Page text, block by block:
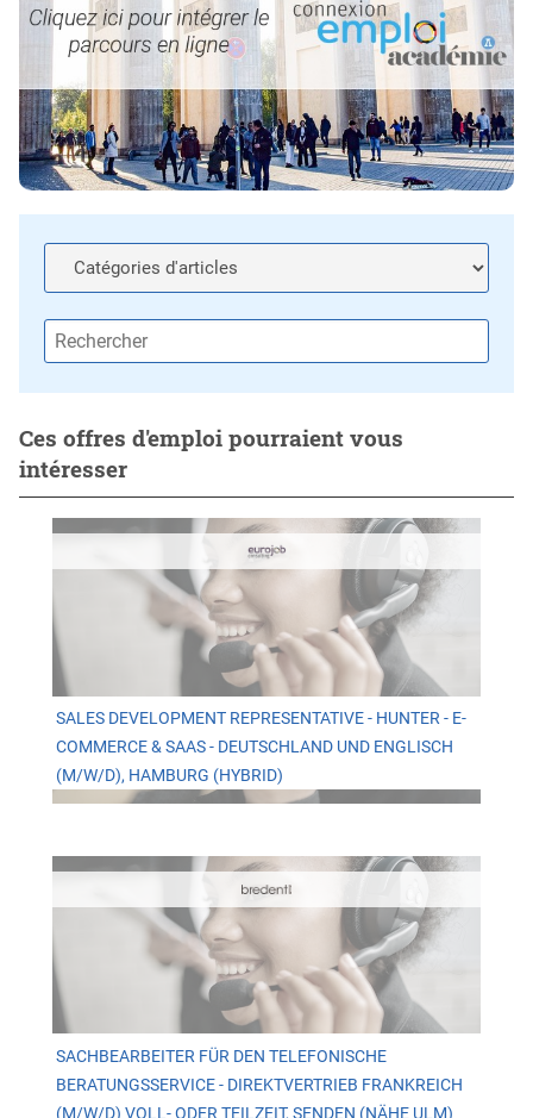
Ces offres d'emploi pourraient vous
intéresser
SALES DEVELOPMENT REPRESENTATIVE - HUNTER - E-
COMMERCE & SAAS - DEUTSCHLAND UND ENGLISCH
(M/W/D), HAMBURG (HYBRID)
SACHBEARBEITER FÜR DEN TELEFONISCHE
BERATUNGSSERVICE - DIREKTVERTRIEB FRANKREICH
(M/W/D) VOLL- ODER TEILZEIT, SENDEN (NÄHE ULM)